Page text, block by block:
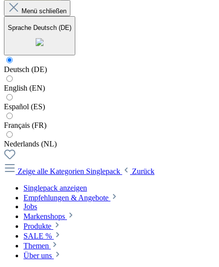
Menü schließen
Sprache Deutsch (DE)
Deutsch (DE)
English (EN)
Español (ES)
Français (FR)
Nederlands (NL)
Zeige alle Kategorien Singlepack
Zurück
Singlepack anzeigen
Empfehlungen & Angebote
Jobs
Markenshops
Produkte
SALE %
Themen
Über uns